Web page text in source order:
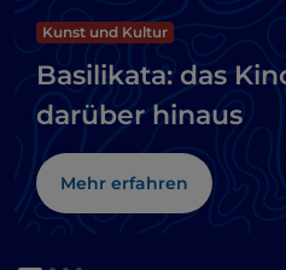
Kunst und Kultur
Basilikata: das
darüber hinaus
Mehr erfahren